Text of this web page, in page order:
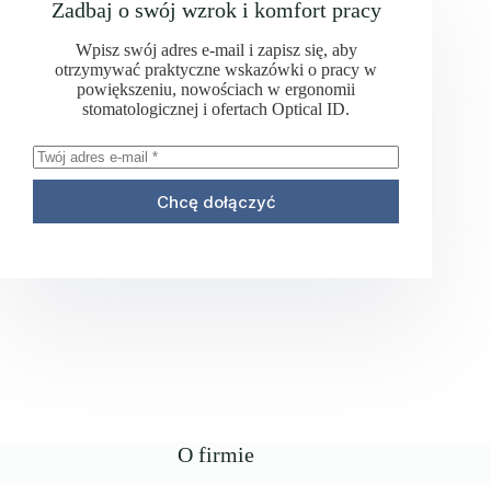
Zadbaj o swój wzrok i komfort pracy
Wpisz swój adres e-mail i zapisz się, aby
otrzymywać praktyczne wskazówki o pracy w
powiększeniu, nowościach w ergonomii
stomatologicznej i ofertach Optical ID.
Chcę dołączyć
O firmie